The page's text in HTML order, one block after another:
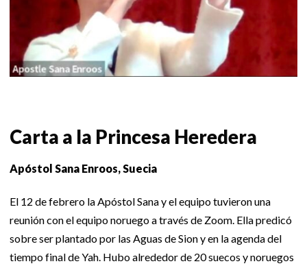
Carta a la Princesa Heredera
Apóstol Sana Enroos, Suecia
El 12 de febrero la Apóstol Sana y el equipo tuvieron una
reunión con el equipo noruego a través de Zoom. Ella predicó
sobre ser plantado por las Aguas de Sion y en la agenda del
tiempo final de Yah. Hubo alrededor de 20 suecos y noruegos